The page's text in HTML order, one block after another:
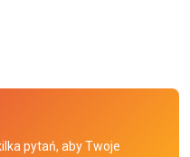
pytań, aby Twoje